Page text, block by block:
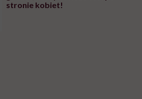
stronie kobiet!